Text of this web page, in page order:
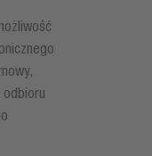
odbioru